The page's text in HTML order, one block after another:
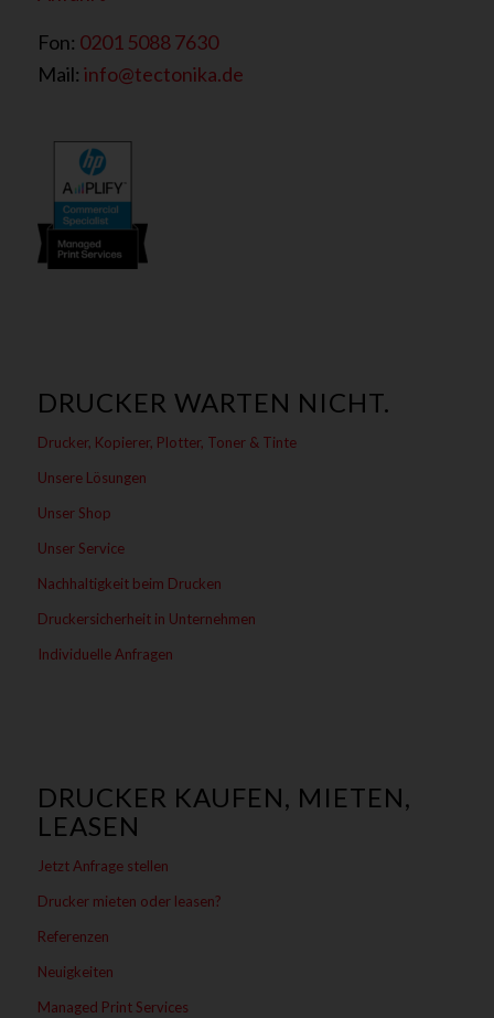
Fon: 0201 5088 7630
Mail: info@tectonika.de
DRUCKER WARTEN NICHT.
Drucker, Kopierer, Plotter, Toner & Tinte
Unsere Lösungen
Unser Shop
Unser Service
Nachhaltigkeit beim Drucken
Druckersicherheit in Unternehmen
Individuelle Anfragen
DRUCKER KAUFEN, MIETEN,
LEASEN
Jetzt Anfrage stellen
Drucker mieten oder leasen?
Referenzen
Neuigkeiten
Managed Print Services